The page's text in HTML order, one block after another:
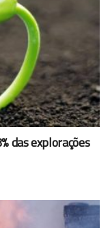
das explorações